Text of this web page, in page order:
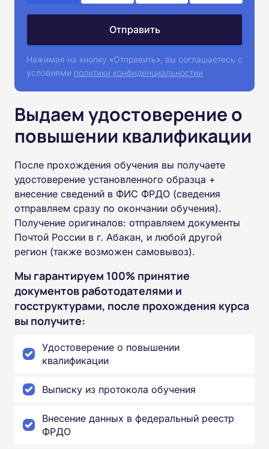
Нажимая на кнопку «Отправить», вы соглашаетесь с
условиями политики конфиденциальностии
Выдаем удостоверение о
повышении квалификации
После прохождения обучения вы получаете
удостоверение установленного образца +
внесение сведений в ФИС ФРДО (сведения
отправляем сразу по окончании обучения).
Получение оригиналов: отправляем документы
Почтой России в г. Абакан, и любой другой
регион (также возможен самовывоз).
Мы гарантируем 100% принятие
документов работодателями и
госструктурами, после прохождения курса
вы получите:
Удостоверение о повышении
квалификации
Выписку из протокола обучения
Внесение данных в федеральный реестр
ФРДО